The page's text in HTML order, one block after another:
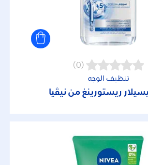
(0)
تنظيف الوجه
ريستورينغ من نيڤيا